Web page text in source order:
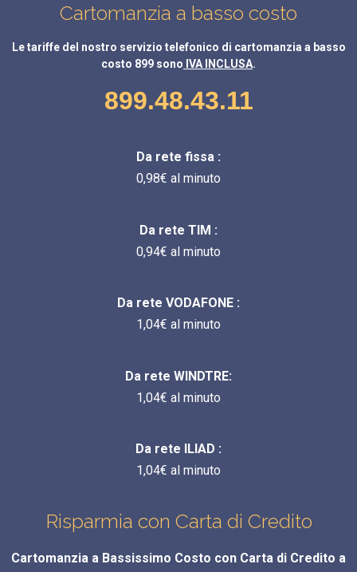
Cartomanzia a basso costo
Le tariffe del nostro servizio telefonico di cartomanzia a basso
costo 899 sono IVA INCLUSA.
899.48.43.11
Da rete fissa :
0,98€ al minuto
Da rete TIM :
0,94€ al minuto
Da rete VODAFONE :
1,04€ al minuto
Da rete WINDTRE:
1,04€ al minuto
Da rete ILIAD :
1,04€ al minuto
Risparmia con Carta di Credito
Cartomanzia a Bassissimo Costo con Carta di Credito a